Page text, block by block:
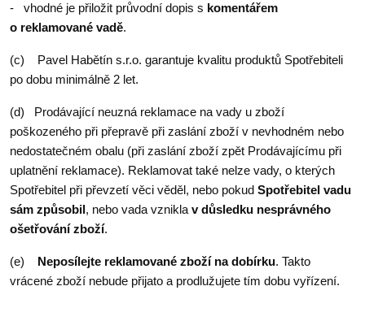
- vhodné je přiložit průvodní dopis s komentářem
o reklamované vadě.
(c) Pavel Habětín s.r.o. garantuje kvalitu produktů Spotřebiteli
po dobu minimálně 2 let.
(d) Prodávající neuzná reklamace na vady u zboží
poškozeného při přepravě při zaslání zboží v nevhodném nebo
nedostatečném obalu (při zaslání zboží zpět Prodávajícímu při
uplatnění reklamace). Reklamovat také nelze vady, o kterých
Spotřebitel při převzetí věci věděl, nebo pokud Spotřebitel vadu
sám způsobil, nebo vada vznikla v důsledku nesprávného
ošetřování zboží.
(e) Neposílejte reklamované zboží na dobírku. Takto
vrácené zboží nebude přijato a prodlužujete tím dobu vyřízení.